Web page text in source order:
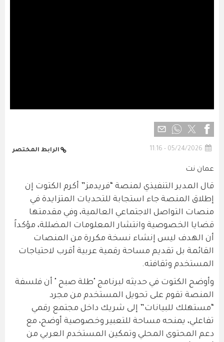
05/24/2026 - 11:16 الرابط المختصر
عمان نت
قال المدير التنفيذي لمنصة “فريدمز” أكرم الكتوت إن
إطلاق المنصة جاء استجابة للتحديات المتزايدة في
منصات التواصل الاجتماعي العالمية، وفي مقدمتها
قضايا الخصوصية وانتشار المعلومات المضللة، مؤكداً
أن الهدف ليس إنشاء نسخة مكررة من المنصات
القائمة بل تقديم مساحة رقمية عربية أقرب لاحتياجات
المستخدم وثقافته.
وأوضح الكتوت في حديثه لبرنامج "طلة صبح " أن فلسفة
المنصة تقوم على تحويل المستخدم من مجرد
“مستهلك للبيانات” إلى شريك داخل مجتمع رقمي
تفاعلي، يمنحه مساحة للتعبير وخصوصية أوضح، مع
دعم المحتوى المحلي وتمكين المستخدم العربي من